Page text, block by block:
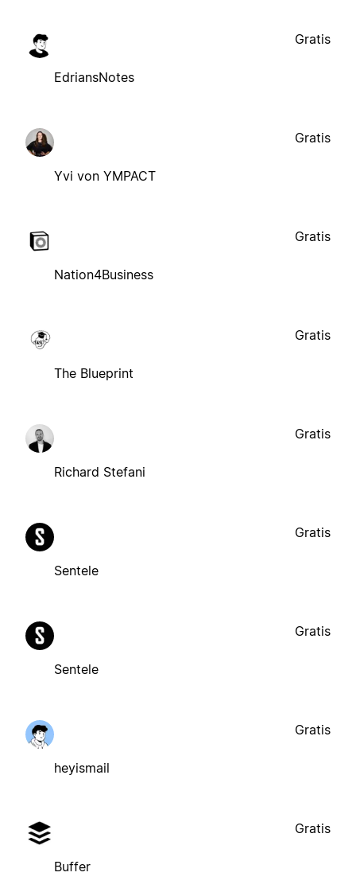
EdriansNotes
Gratis
Yvi von YMPACT
Gratis
Nation4Business
Gratis
The Blueprint
Gratis
Richard Stefani
Gratis
Sentele
Gratis
Sentele
Gratis
heyismail
Gratis
Buffer
Gratis